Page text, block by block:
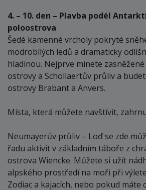
4. – 10. den – Plavba podél
poloostrova
Šedé kamenné vrcholy pokryté
modrobílých ledů a dramaticky
hladinou. Nejprve minete
ostrovy a Schollaertův průliv a
ostrovy Brabant a Anvers.
Místa, která můžete navštívit,
Neumayerův průliv – Loď se zde
řadu aktivit v základním táboře z
ostrova Wiencke. Můžete si užít
alpského prostředí na moři při
Zodiac a kajacích, nebo pokud máte